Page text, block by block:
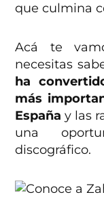
que culmina
Acá te
necesitas
ha
más
España y las
una
discográfico.